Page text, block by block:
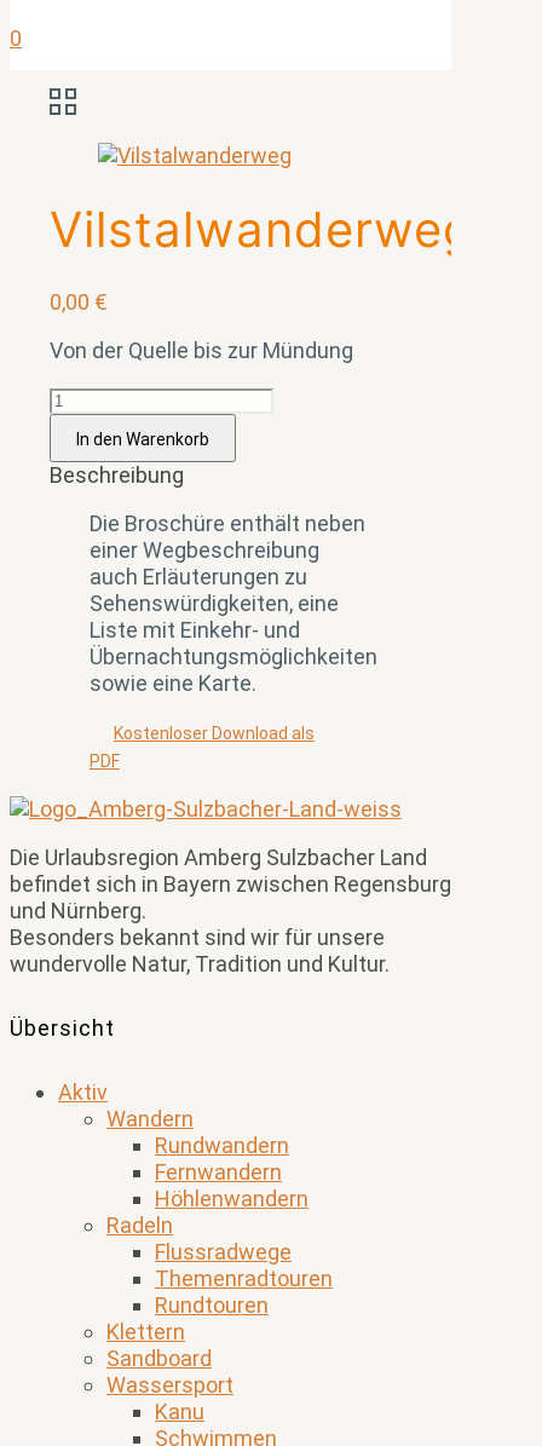
0
Vilstalwanderweg
0,00 €
Von der Quelle bis zur Mündung
Vilstalwanderweg
Menge
In den Warenkorb
Beschreibung
Die Broschüre enthält neben
einer Wegbeschreibung
auch Erläuterungen zu
Sehenswürdigkeiten, eine
Liste mit Einkehr- und
Übernachtungsmöglichkeiten
sowie eine Karte.
Kostenloser Download als
PDF
Die Urlaubsregion Amberg Sulzbacher Land
befindet sich in Bayern zwischen Regensburg
und Nürnberg.
Besonders bekannt sind wir für unsere
wundervolle Natur, Tradition und Kultur.
Übersicht
Aktiv
Wandern
Rundwandern
Fernwandern
Höhlenwandern
Radeln
Flussradwege
Themenradtouren
Rundtouren
Klettern
Sandboard
Wassersport
Kanu
Schwimmen